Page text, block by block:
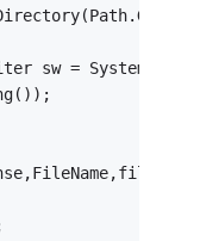
sw =